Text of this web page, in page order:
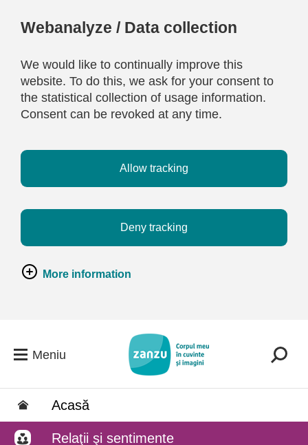
Webanalyze / Data collection
We would like to continually improve this
website. To do this, we ask for your consent to
the statistical collection of usage information.
Consent can be revoked at any time.
Allow tracking
Deny tracking
More information
Meniu
Acasă
Relaţii şi sentimente